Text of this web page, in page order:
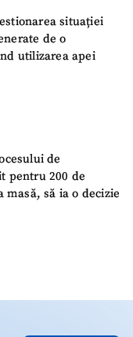
situației
de o
utilizarea apei
de
pentru 200 de
masă, să ia o decizie